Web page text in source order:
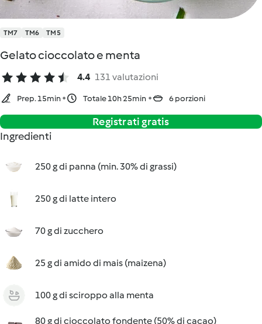
TM7 TM6 TM5
Gelato cioccolato e menta
4.4 131 valutazioni
Prep. 15min Totale 10h 25min 6 porzioni
Registrati gratis
Ingredienti
250 g di panna (min. 30% di grassi)
250 g di latte intero
70 g di zucchero
25 g di amido di mais (maizena)
100 g di sciroppo alla menta
80 g di cioccolato fondente (50% di cacao)